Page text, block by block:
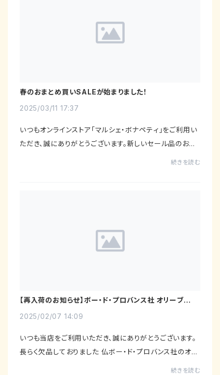
春のおまとめ買いSALEが始まりました！
2025/03/11 17:37
いつもオンラインストア「マルシェ・ボナペティ」をご利用い
ただき、誠にありがとうございます。新しいセール品のお知
続きを読む
【再入荷のお知らせ】ボー・ド・プロバンス社 オリーブオイ
2025/02/07 14:09
いつも当店をご利用いただき、誠にありがとうございます。
長らく欠品しておりました 仏ボー・ド・プロバンス社のオリ
ーブオイル バージンが、ついに再入荷いたしました！メーカ
続きを読む